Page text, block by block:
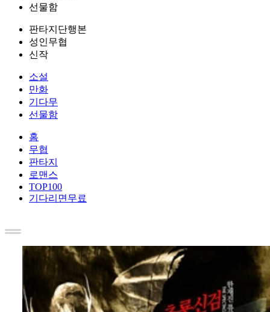
선물함
판타지단행본
성인무협
신작
소설
만화
기다무
선물함
홈
무협
판타지
로맨스
TOP100
기다리면무료